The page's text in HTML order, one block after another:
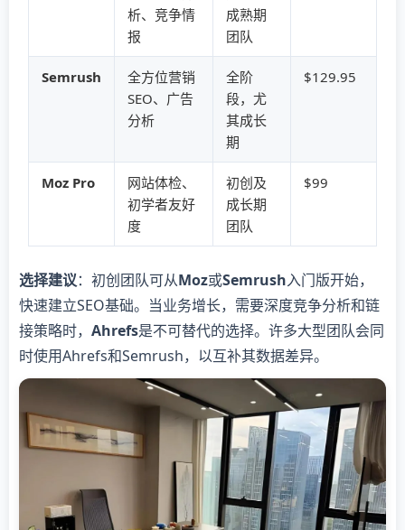
析、竞争情
报
成熟期
团队
​Semrush​
全方位营销
SEO、广告
分析
全阶
段，尤
其成长
期
$129.95
​Moz Pro​
网站体检、
初学者友好
度
初创及
成长期
团队
$99
​选择建议​​：初创团队可从​​Moz​​或​​Semrush​​入门版开始，
快速建立SEO基础。当业务增长，需要深度竞争分析和链
接策略时，​ ​Ahrefs​​是不可替代的选择。许多大型团队会同
时使用Ahrefs和Semrush，以互补其数据差异。